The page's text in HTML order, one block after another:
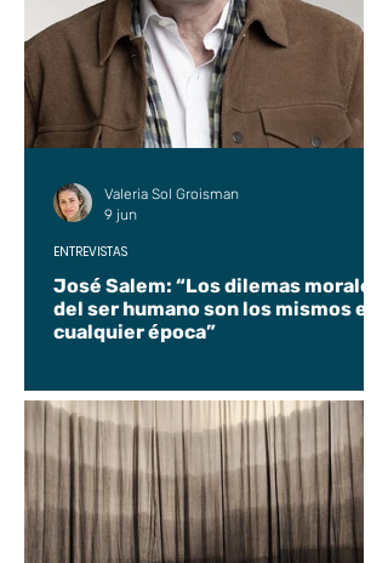
José Salem: “Los dilemas morales
del ser humano son los mismos en
cualquier época”
ENTREVISTAS
Valeria Sol Groisman
9 jun